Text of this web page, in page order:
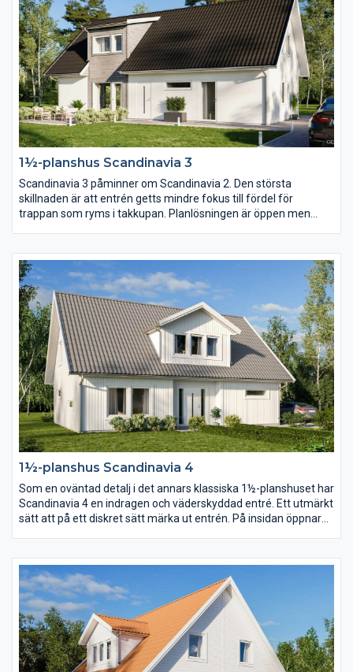
1½-planshus Scandinavia 3
Scandinavia 3 påminner om Scandinavia 2. Den största
skillnaden är att entrén getts mindre fokus till fördel för
trappan som ryms i takkupan. Planlösningen är öppen men
så stor.
1½-planshus Scandinavia 4
Som en oväntad detalj i det annars klassiska 1½-planshuset har
Scandinavia 4 en indragen och väderskyddad entré. Ett utmärkt
sätt att på ett diskret sätt märka ut entrén. På insidan öppnar
Föräldrasovrummet placerar ni lika gärna på bottenvåningen
som en trappa upp.